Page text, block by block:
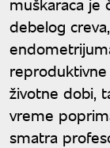
debelog
životne dobi,
vreme
smatra